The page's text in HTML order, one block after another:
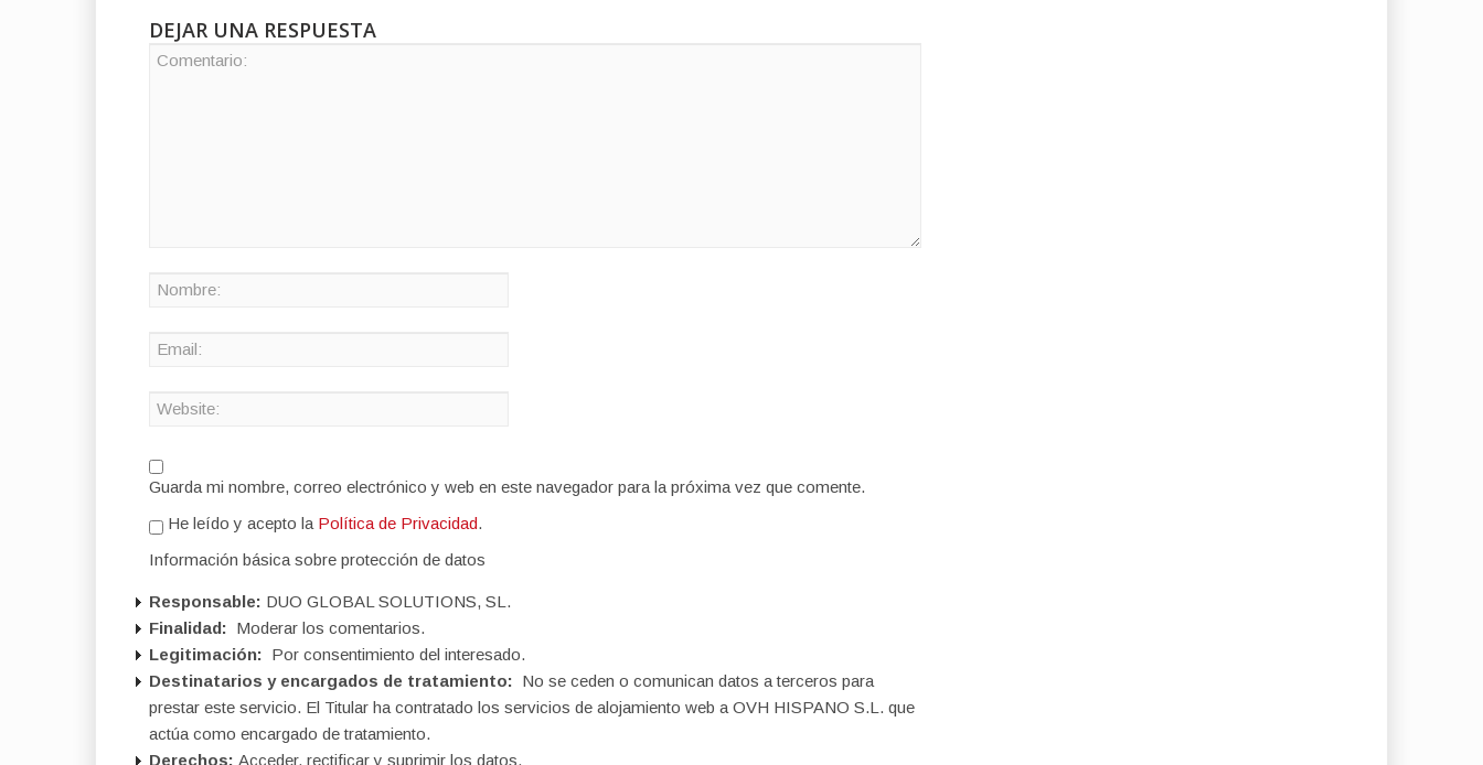
DEJAR UNA RESPUESTA
Guarda mi nombre, correo electrónico y web en este navegador para la próxima vez que comente.
He leído y acepto la Política de Privacidad.
Información básica sobre protección de datos
Responsable: DUO GLOBAL SOLUTIONS, SL.
Finalidad: Moderar los comentarios.
Legitimación: Por consentimiento del interesado.
Destinatarios y encargados de tratamiento: No se ceden o comunican datos a terceros para
prestar este servicio. El Titular ha contratado los servicios de alojamiento web a OVH HISPANO S.L. que
actúa como encargado de tratamiento.
Derechos: Acceder, rectificar y suprimir los datos.